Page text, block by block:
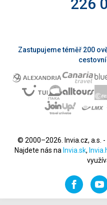
226
Zastupujeme téměř 200
© 2000–2026. Invia.cz, a.s.
Najdete nás na Invia.sk,
Facebook